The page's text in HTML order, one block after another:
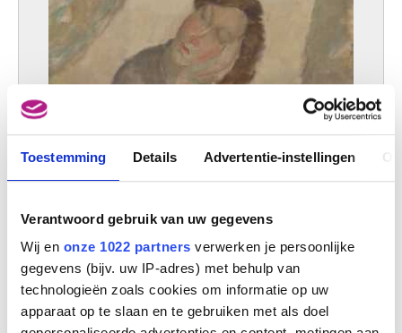
Toestemming Details Advertentie-instellingen
Verantwoord gebruik van uw gegevens
Wij en onze 1022 partners verwerken je persoonlijke
gegevens (bijv. uw IP-adres) met behulp van
technologieën zoals cookies om informatie op uw
apparaat op te slaan en te gebruiken met als doel